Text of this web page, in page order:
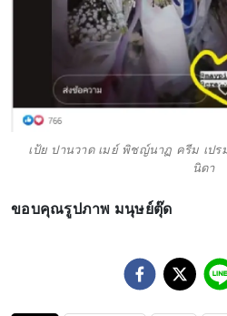
เป้ย ปานวาด เมย์ พิชญ์นาฏ ครีม เปร
นิดา
ขอบคุณรูปภาพ มนุษย์ตุ๊ด